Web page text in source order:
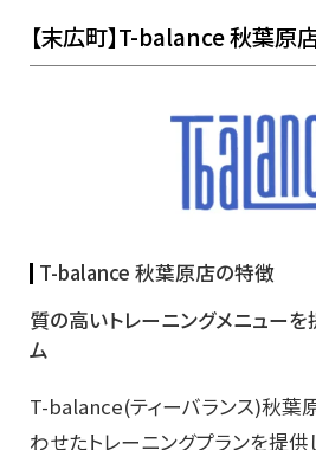
【末広町】T-balance 秋葉原
T-balance 秋葉原店の特徴
質の高いトレーニングメニュー
ム
T-balance(ティーバランス)秋葉
わせたトレーニングプランを提供